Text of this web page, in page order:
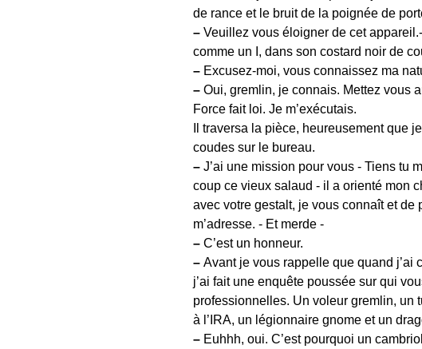
de rance et le bruit de la poignée de
– Veuillez vous éloigner de cet
comme un I, dans son costard noir de
– Excusez-moi, vous connaissez ma
– Oui, gremlin, je connais. Mettez vous
Force fait loi. Je m’exécutais.
Il traversa la pièce, heureusement que
coudes sur le bureau.
– J’ai une mission pour vous - Tiens tu
coup ce vieux salaud - il a orienté mon
avec votre gestalt, je vous connaît et de
m’adresse. - Et merde -
– C’est un honneur.
– Avant je vous rappelle que quand j’ai
j’ai fait une enquête poussée sur qui
professionnelles. Un voleur gremlin, un
à l’IRA, un légionnaire gnome et un
– Euhhh, oui. C’est pourquoi un